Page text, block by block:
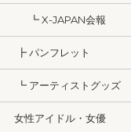
┗ X-JAPAN会報
┣ パンフレット
┗ アーティストグッズ
女性アイドル・女優